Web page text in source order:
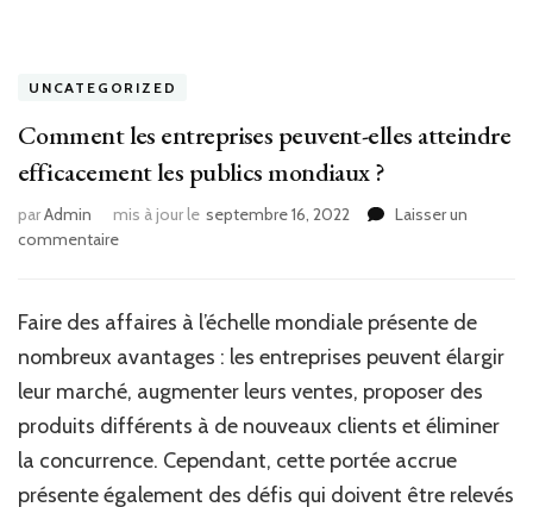
UNCATEGORIZED
Comment les entreprises peuvent-elles atteindre
efficacement les publics mondiaux ?
parAdmin mis à jour le septembre 16, 2022
Laisser un
commentairesur
entreprises
elles
atteindre
efficacement
les
publics
mondiaux
Faire des affaires à l’échelle mondiale présente de
nombreux avantages : les entreprises peuvent élargir
leur marché, augmenter leurs ventes, proposer des
produits différents à de nouveaux clients et éliminer
la concurrence. Cependant, cette portée accrue
présente également des défis qui doivent être relevés